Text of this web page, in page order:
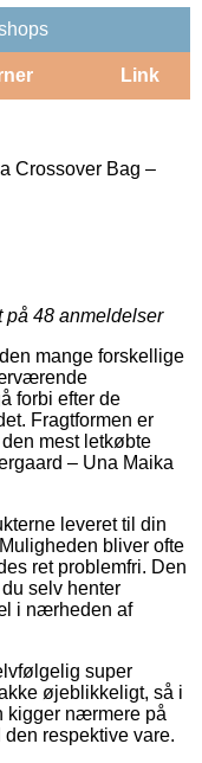
Link
Crossover Bag –
på 48 anmeldelser
mange forskellige
forbi efter de
Fragtformen er
mest letkøbte
– Una Maika
leveret til din
bliver ofte
ret problemfri. Den
selv henter
i nærheden af
super
øjeblikkeligt, så i
kigger nærmere på
respektive vare.